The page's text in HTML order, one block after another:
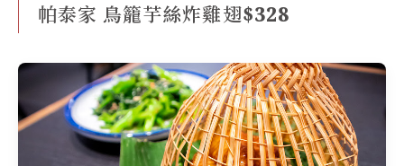
帕泰家 鳥籠芋絲炸雞翅$328